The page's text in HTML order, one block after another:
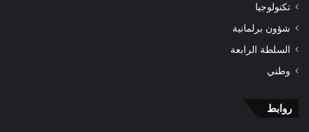
تكنولوجيا
شؤون برلمانية
السلطة الرابعة
وطني
روابط